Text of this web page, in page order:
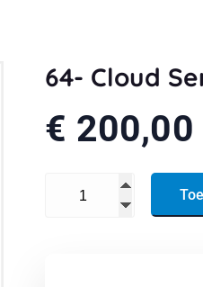
64- Cloud
€ 200,00
64- Cloud Service